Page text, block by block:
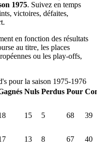
1975. Suivez en temps
victoires, défaites,
en fonction des résultats
au titre, les places
ou les play-offs,
pour la saison 1975-1976
Nuls Perdus Pour
15 5 68 39
13 8 67
40